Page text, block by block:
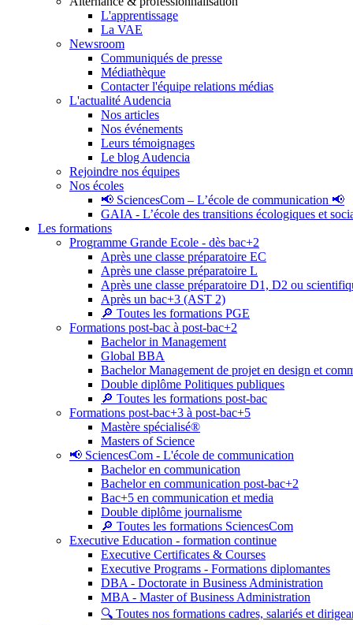
L'apprentissage
La VAE
Newsroom
Communiqués de presse
Médiathèque
Contacter l'équipe relations médias
L'actualité Audencia
Nos articles
Nos événements
Leurs témoignages
Le blog Audencia
Rejoindre nos équipes
Nos écoles
📢 SciencesCom – L’école de communication 📢
GAIA - L’école des transitions écologiques et
Les formations
Programme Grande Ecole - dès bac+2
Après une classe préparatoire EC
Après une classe préparatoire L
Après une classe préparatoire D1, D2 ou
Après un bac+3 (AST 2)
🔎 Toutes les formations PGE
Formations post-bac à post-bac+2
Bachelor in Management
Global BBA
Bachelor Management de projet en design et
Double diplôme Politiques publiques
🔎 Toutes les formations post-bac
Formations post-bac+3 à post-bac+5
Mastère spécialisé®
Masters of Science
📢 SciencesCom - L'école de communication
Bachelor en communication
Bachelor en communication post-bac+2
Bac+5 en communication et media
Double diplôme journalisme
🔎 Toutes les formations SciencesCom
Executive Education - formation continue
Executive Certificates & Courses
Executive Programs - Formations diplomantes
DBA - Doctorate in Business Administration
MBA - Master of Business Administration
🔍 Toutes nos formations cadres, salariés et